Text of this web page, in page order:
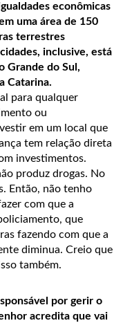
econômicas
uma área de 150
terrestres
inclusive, está
Grande do Sul,
Catarina.
para qualquer
ou
em um local que
tem relação direta
investimentos.
produz drogas. No
Então, não tenho
com que a
que
fazendo com que a
diminua. Creio que
também.
por gerir o
acredita que vai